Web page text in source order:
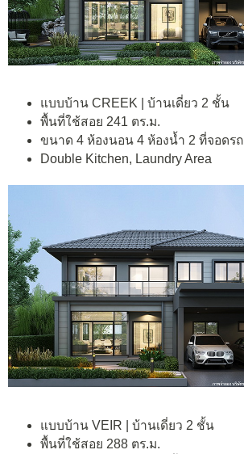
แบบบ้าน CREEK | บ้านเดี่ยว 2 ชั้น
พื้นที่ใช้สอย 241 ตร.ม.
ขนาด 4 ห้องนอน 4 ห้องน้ำ 2 ที่จอดรถ
Double Kitchen, Laundry Area
แบบบ้าน VEIR | บ้านเดี่ยว 2 ชั้น
พื้นที่ใช้สอย 288 ตร.ม.